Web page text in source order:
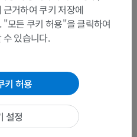
거하여 쿠키 저장에
모든 쿠키 허용"을 클릭하여
수 있습니다.
키 허용
설정